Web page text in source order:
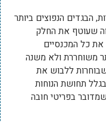
הבגדים הנפוצים ביותר
שעוטף את החלק
כל המכנסיים
משוחררת ולא משנה
ללבוש את
תחושת הנוחות
בפריטי חובה